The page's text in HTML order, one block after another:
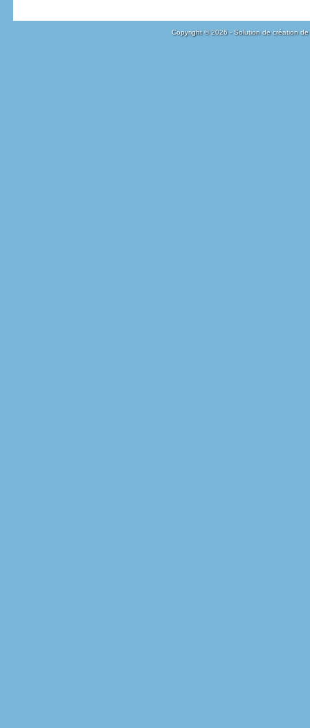
Copyright © 2026 - Solution de création